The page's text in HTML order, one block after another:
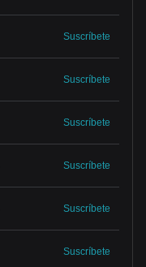
Suscríbete
Suscríbete
Suscríbete
Suscríbete
Suscríbete
Suscríbete